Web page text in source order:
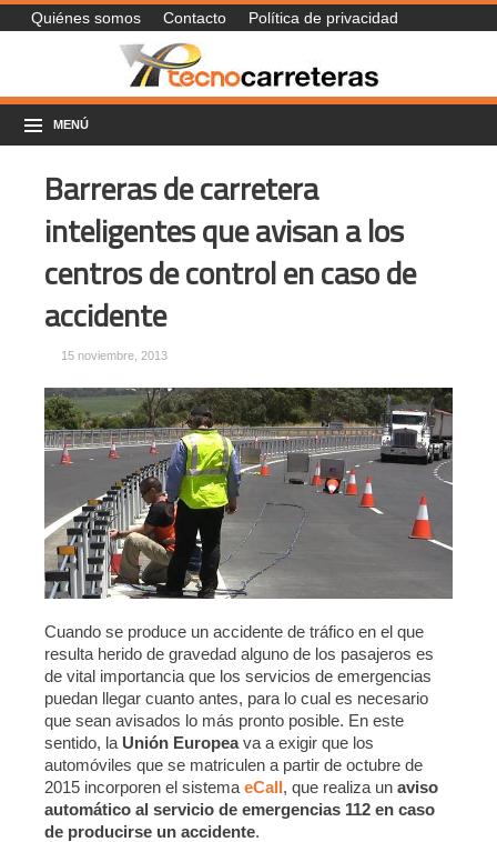
Quiénes somos Contacto Política de privacidad
MENÚ
Barreras de carretera
inteligentes que avisan a los
centros de control en caso de
accidente
15 noviembre, 2013
Cuando se produce un accidente de tráfico en el que
resulta herido de gravedad alguno de los pasajeros es
de vital importancia que los servicios de emergencias
puedan llegar cuanto antes, para lo cual es necesario
que sean avisados lo más pronto posible. En este
sentido, la Unión Europeava a exigir que los
automóviles que se matriculen a partir de octubre de
2015 incorporen el sistema eCall, que realiza un aviso
automático al servicio de emergencias 112 en caso
de producirse un accidente.